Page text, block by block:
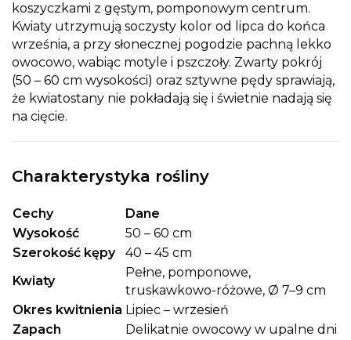
koszyczkami z gęstym, pomponowym centrum.
Kwiaty utrzymują soczysty kolor od lipca do końca
września, a przy słonecznej pogodzie pachną lekko
owocowo, wabiąc motyle i pszczoły. Zwarty pokrój
(50 – 60 cm wysokości) oraz sztywne pędy sprawiają,
że kwiatostany nie pokładają się i świetnie nadają się
na cięcie.
Charakterystyka rośliny
Cechy
Dane
Wysokość
50 – 60 cm
Szerokość kępy
40 – 45 cm
Kwiaty
Pełne, pomponowe,
truskawkowo-różowe, Ø 7–9 cm
Okres kwitnienia Lipiec – wrzesień
Zapach
Delikatnie owocowy w upalne dni